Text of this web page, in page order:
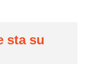
sta su